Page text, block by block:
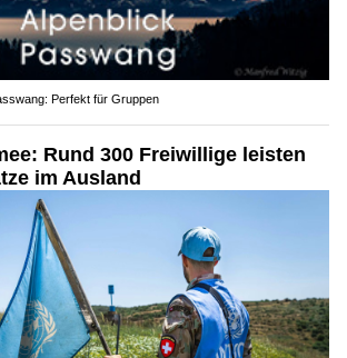
Perfekt für Gruppen
Rund 300 Freiwillige leisten
im Ausland